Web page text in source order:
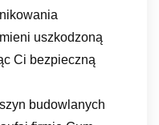
uszkodzoną
Ci bezpieczną
budowlanych